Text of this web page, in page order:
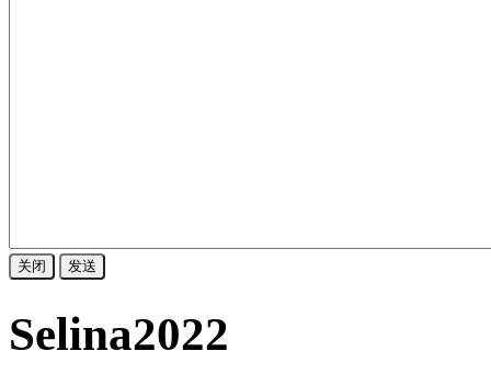
关闭 发送
Selina2022